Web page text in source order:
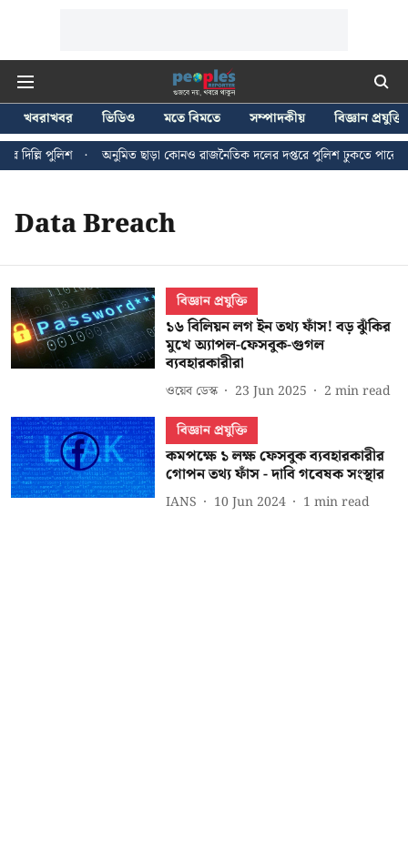
খবরাখবর ভিডিও মতে বিমতে সম্পাদকীয়
বিজ্ঞান প্রযুক্তি
দিল্লি পুলিশ
অনুমিত ছাড়া কোনও রাজনৈতিক দলের দপ্তরে পুলিশ ঢুকতে পারে না
Data Breach
বিজ্ঞান প্রযুক্তি
১৬ বিলিয়ন লগ ইন তথ্য ফাঁস! বড় ঝুঁকির
মুখে অ্যাপল-ফেসবুক-গুগল
ব্যবহারকারীরা
ওয়েব ডেস্ক 23 Jun 2025 2 min read
বিজ্ঞান প্রযুক্তি
কমপক্ষে ১ লক্ষ ফেসবুক ব্যবহারকারীর
গোপন তথ্য ফাঁস - দাবি গবেষক সংস্থার
IANS 10 Jun 2024 1 min read